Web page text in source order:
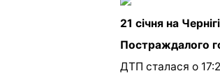
21 січня на
Постраждалого
ДТП сталася о